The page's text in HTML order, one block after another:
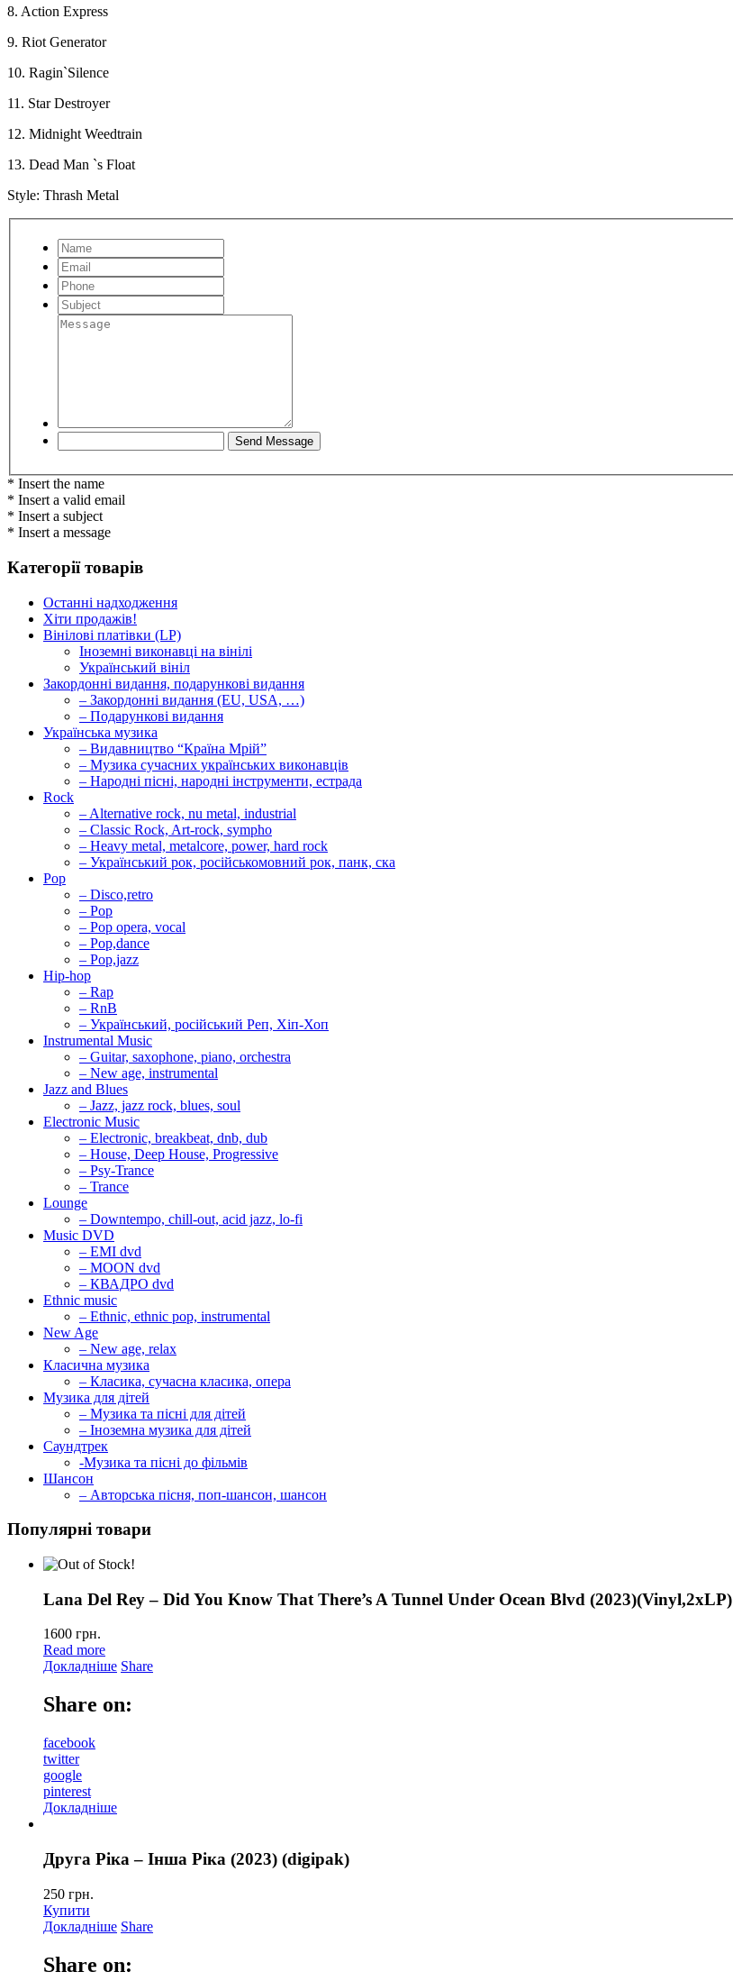
8. Action Express
9. Riot Generator
10. Ragin`Silence
11. Star Destroyer
12. Midnight Weedtrain
13. Dead Man `s Float
Style: Thrash Metal
* Insert the name
* Insert a valid email
* Insert a subject
* Insert a message
Категорії товарів
Останні надходження
Хіти продажів!
Вінілові платівки (LP)
Іноземні виконавці на вінілі
Український вініл
Закордонні видання, подарункові видання
– Закордонні видання (EU, USA, …)
– Подарункові видання
Українська музика
– Видавництво “Країна Мрій”
– Музика сучасних українських виконавців
– Народні пісні, народні інструменти, естрада
Rock
– Alternative rock, nu metal, industrial
– Classic Rock, Art-rock, sympho
– Heavy metal, metalcore, power, hard rock
– Український рок, російськомовний рок, панк, ска
Pop
– Disco,retro
– Pop
– Pop opera, vocal
– Pop,dance
– Pop,jazz
Hip-hop
– Rap
– RnB
– Український, російський Реп, Хіп-Хоп
Instrumental Music
– Guitar, saxophone, piano, orchestra
– New age, instrumental
Jazz and Blues
– Jazz, jazz rock, blues, soul
Electronic Music
– Electronic, breakbeat, dnb, dub
– House, Deep House, Progressive
– Psy-Trance
– Trance
Lounge
– Downtempo, chill-out, acid jazz, lo-fi
Music DVD
– EMI dvd
– MOON dvd
– КВАДРО dvd
Ethnic music
– Ethnic, ethnic pop, instrumental
New Age
– New age, relax
Класична музика
– Класика, сучасна класика, опера
Музика для дітей
– Музика та пісні для дітей
– Іноземна музика для дітей
Саундтрек
-Музика та пісні до фільмів
Шансон
– Авторська пісня, поп-шансон, шансон
Популярні товари
Lana Del Rey – Did You Know That There’s A Tunnel Under Ocean Blvd (2023)(Vinyl,2xLP)
1600 грн.
Read more
Докладніше Share
Share on:
facebook
twitter
google
pinterest
Докладніше
Друга Ріка – Інша Ріка (2023) (digipak)
250 грн.
Купити
Докладніше Share
Share on: